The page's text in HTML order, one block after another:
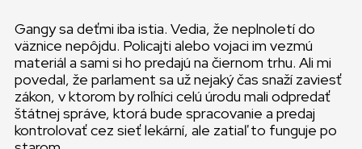
Gangy sa deťmi iba istia. Vedia, že neplnoletí do
väznice nepôjdu. Policajti alebo vojaci im vezmú
materiál a sami si ho predajú na čiernom trhu. Ali mi
povedal, že parlament sa už nejaký čas snaží zaviesť
zákon, v ktorom by roľníci celú úrodu mali odpredať
štátnej správe, ktorá bude spracovanie a predaj
kontrolovať cez sieť lekární, ale zatiaľ to funguje po